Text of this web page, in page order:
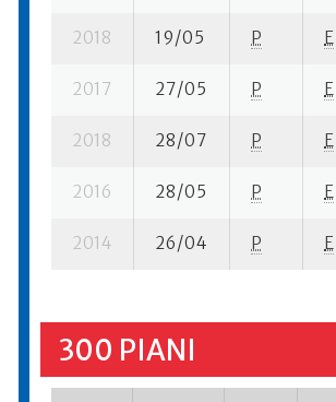
2018 19/05 P E
2017 27/05 P E
2018 28/07 P E
2016 28/05 P E
2014 26/04 P E
300 PIANI